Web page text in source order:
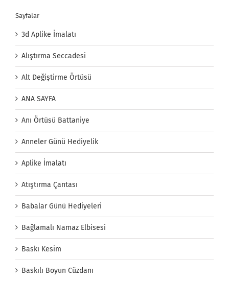
Sayfalar
3d Aplike İmalatı
Alıştırma Seccadesi
Alt Değiştirme Örtüsü
ANA SAYFA
Anı Örtüsü Battaniye
Anneler Günü Hediyelik
Aplike İmalatı
Atıştırma Çantası
Babalar Günü Hediyeleri
Bağlamalı Namaz Elbisesi
Baskı Kesim
Baskılı Boyun Cüzdanı